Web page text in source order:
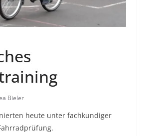
Bieler
heute unter fachkundiger